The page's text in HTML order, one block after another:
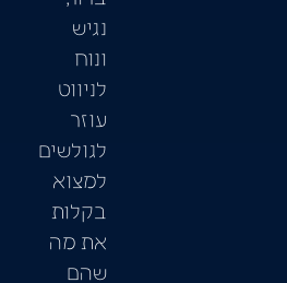
נגיש
ונוח
לניווט
עוזר
לגולשים
למצוא
בקלות
את מה
שהם